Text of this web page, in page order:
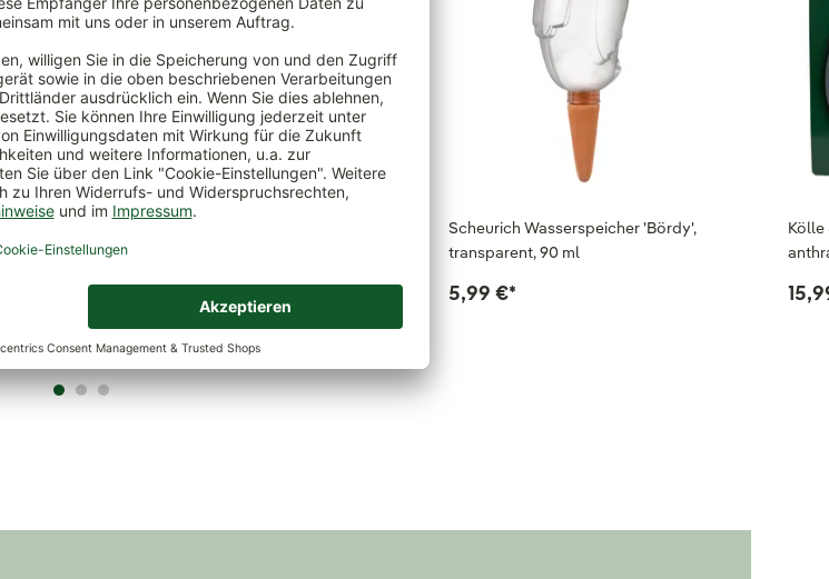
grau, 240 ml
8,99 €*
Scheurich Wasserspeicher 'Bördy',
transparent, 90 ml
5,99 €*
Kölle